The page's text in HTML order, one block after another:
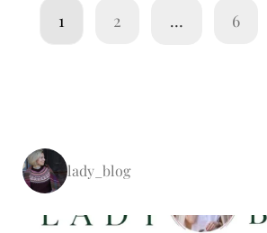
1 2 … 6
lady_blog